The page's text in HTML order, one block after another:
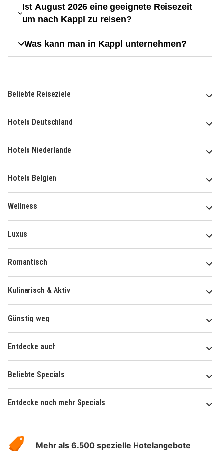
Ist August 2026 eine geeignete Reisezeit
um nach Kappl zu reisen?
Was kann man in Kappl unternehmen?
Beliebte Reiseziele
Hotels Deutschland
Hotels Niederlande
Hotels Belgien
Wellness
Luxus
Romantisch
Kulinarisch & Aktiv
Günstig weg
Entdecke auch
Beliebte Specials
Entdecke noch mehr Specials
Hotelspecials
Mehr als 6.500 spezielle Hotelangebote